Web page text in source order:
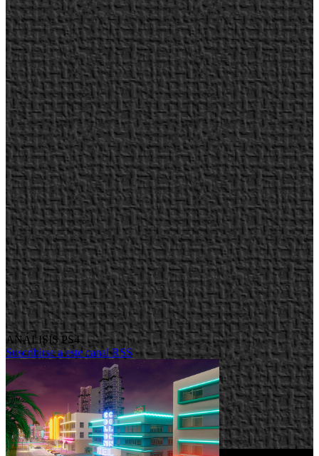
ANÁLISIS PS4
Suscribirse a este canal RSS